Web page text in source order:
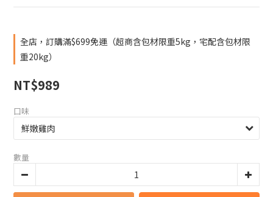
全店，訂購滿$699免運（超商含包材限重5kg，宅配含包材限
重20kg）
NT$989
口味
數量